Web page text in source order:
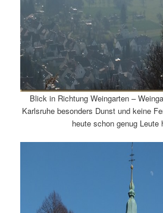
Blick in Richtung Weingarten –
Karlsruhe besonders Dunst und keine
heute schon genug Leute